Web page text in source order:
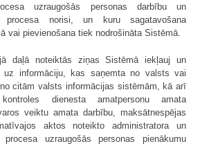
uzraugošās personas darbību un
procesa norisi, un kuru sagatavošana
vai pievienošana tiek nodrošināta Sistēmā.
daļā noteiktās ziņas Sistēmā iekļauj un
uz informāciju, kas saņemta no valsts vai
citām valsts informācijas sistēmām, kā arī
dienesta amatpersonu amata
veiktu amata darbību, maksātnespējas
aktos noteikto administratora un
uzraugošās personas pienākumu